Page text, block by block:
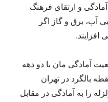
آمادگی و ارتقای فرهنگ
آب، برق و گاز اگر
افزایند.
آمادگی مان با دو دهه
قابل مقایسه نیست، ۱۰۰ نقطه بالگرد در تهران
را به آمادگی در مقابل